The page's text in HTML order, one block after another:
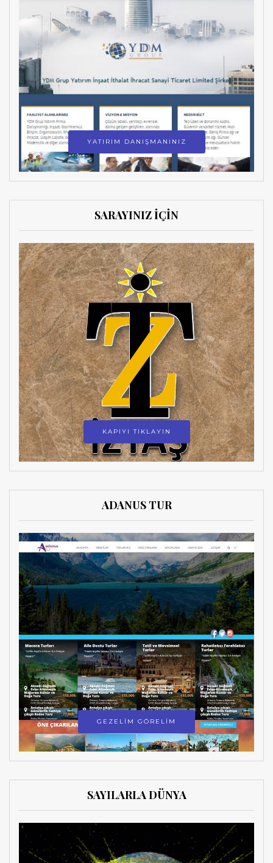
YATIRIM DANIŞMANINIZ
SARAYINIZ İÇİN
KAPIYI TIKLAYIN
ADANUS TUR
GEZELİM GÖRELİM
SAYILARLA DÜNYA